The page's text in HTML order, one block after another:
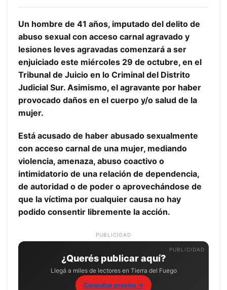
Un hombre de 41 años, imputado del delito de
abuso sexual con acceso carnal agravado y
lesiones leves agravadas comenzará a ser
enjuiciado este miércoles 29 de octubre, en el
Tribunal de Juicio en lo Criminal del Distrito
Judicial Sur. Asimismo, el agravante por haber
provocado daños en el cuerpo y/o salud de la
mujer.
Está acusado de haber abusado sexualmente
con acceso carnal de una mujer, mediando
violencia, amenaza, abuso coactivo o
intimidatorio de una relación de dependencia,
de autoridad o de poder o aprovechándose de
que la víctima por cualquier causa no hay
podido consentir libremente la acción.
PUBLICIDAD
¿Querés publicar aquí?
Llegá a miles de lectores en Tierra del Fuego
Consultar precios →